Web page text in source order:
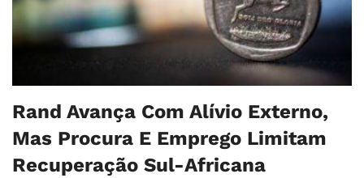
Rand Avança Com Alívio Externo,
Mas Procura E Emprego Limitam
Recuperação Sul-Africana